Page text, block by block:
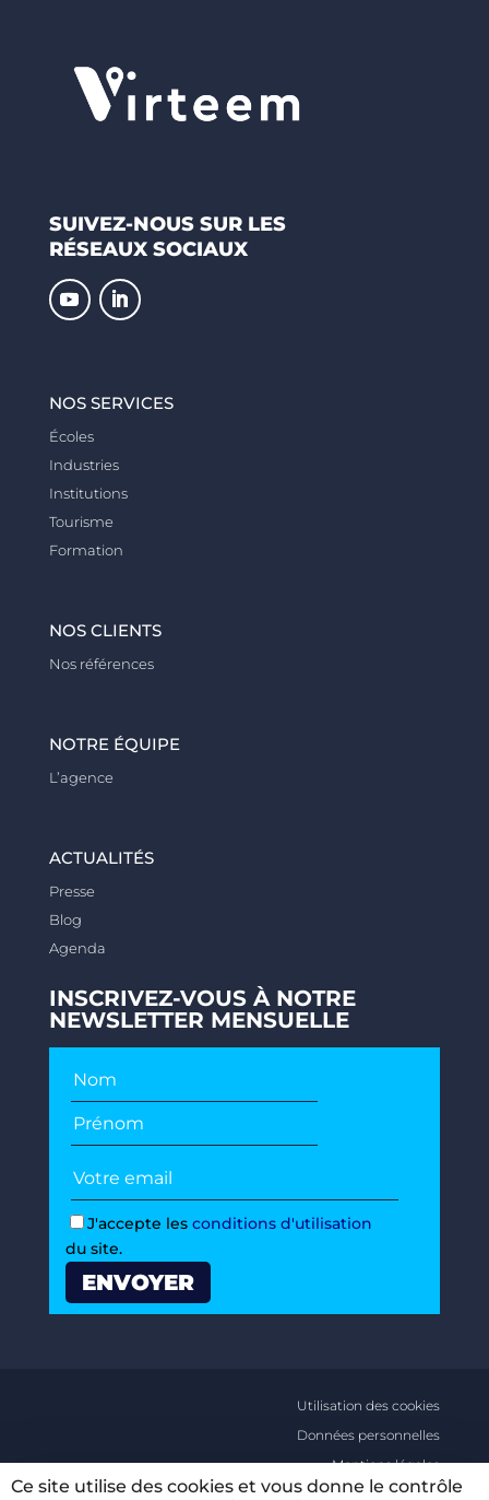
SUIVEZ-NOUS SUR LES
RÉSEAUX SOCIAUX
NOS SERVICES
Écoles
Industries
Institutions
Tourisme
Formation
NOS CLIENTS
Nos références
NOTRE ÉQUIPE
L’agence
ACTUALITÉS
Presse
Blog
Agenda
INSCRIVEZ-VOUS À NOTRE
NEWSLETTER MENSUELLE
J'accepte les conditions d'utilisation
du site.
Utilisation des cookies
Données personnelles
Mentions légales
Conditions générales d’utilisations
Ce site utilise des cookies et vous donne le contrôle